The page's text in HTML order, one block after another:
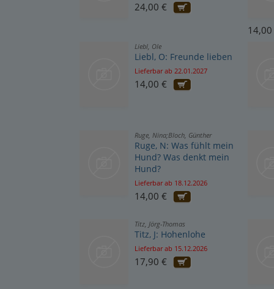
24,00 €
Liebl, Ole
Liebl, O: Freunde lieben
Lieferbar ab 22.01.2027
14,00 €
Ruge, Nina;Bloch, Günther
Ruge, N: Was fühlt mein
Hund? Was denkt mein
Hund?
Lieferbar ab 18.12.2026
14,00 €
Titz, Jörg-Thomas
Titz, J: Hohenlohe
Lieferbar ab 15.12.2026
17,90 €